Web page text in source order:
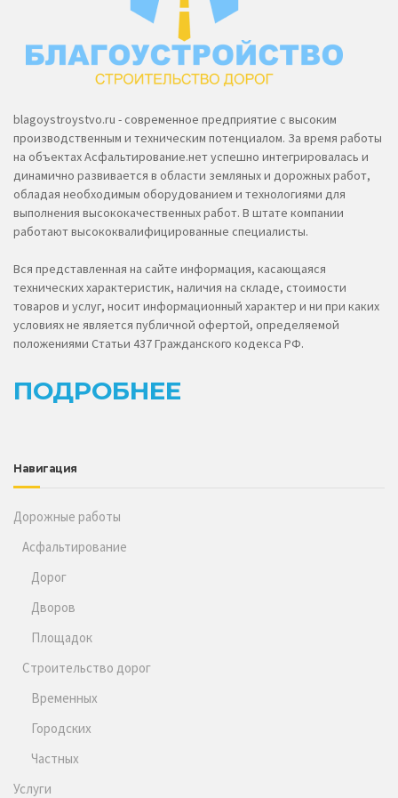
blagoystroystvo.ru - современное предприятие с высоким
производственным и техническим потенциалом. За время работы
на объектах Асфальтирование.нет успешно интегрировалась и
динамично развивается в области земляных и дорожных работ,
обладая необходимым оборудованием и технологиями для
выполнения высококачественных работ. В штате компании
работают высококвалифицированные специалисты.
Вся представленная на сайте информация, касающаяся
технических характеристик, наличия на складе, стоимости
товаров и услуг, носит информационный характер и ни при каких
условиях не является публичной офертой, определяемой
положениями Статьи 437 Гражданского кодекса РФ.
ПОДРОБНЕЕ
Навигация
Дорожные работы
Асфальтирование
Дорог
Дворов
Площадок
Строительство дорог
Временных
Городских
Частных
Услуги